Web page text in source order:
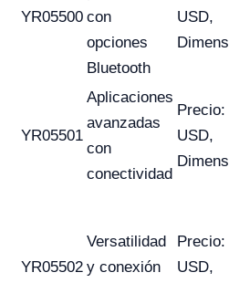
YR05500 con
opciones
Bluetooth
USD,
YR05501
Aplicaciones
avanzadas
con
conectividad
Precio:
USD,
YR05502
Versatilidad
y conexión
Precio:
USD,